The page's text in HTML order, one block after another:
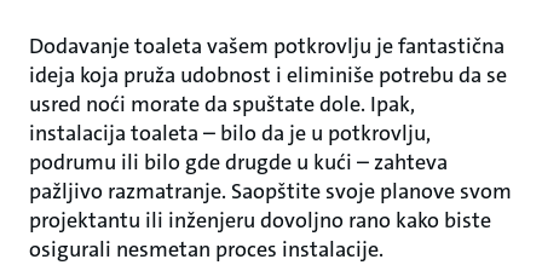
Dodavanje toaleta vašem potkrovlju je fantastična
ideja koja pruža udobnost i eliminiše potrebu da se
usred noći morate da spuštate dole. Ipak,
instalacija toaleta – bilo da je u potkrovlju,
podrumu ili bilo gde drugde u kući – zahteva
pažljivo razmatranje. Saopštite svoje planove svom
projektantu ili inženjeru dovoljno rano kako biste
osigurali nesmetan proces instalacije.